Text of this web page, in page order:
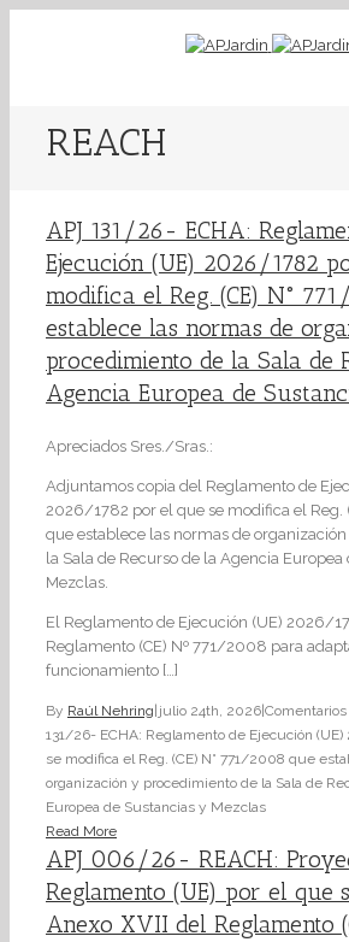
REACH
APJ 131/26- ECHA:
Ejecución (UE) 2026/1782
modifica el Reg. (CE) N°
establece las normas de
procedimiento de la Sala de
Agencia Europea de
Apreciados Sres./Sras.:
Adjuntamos copia del Reglamento de
2026/1782 por el que se modifica el Reg.
que establece las normas de
la Sala de Recurso de la Agencia Europea
Mezclas.
El Reglamento de Ejecución (UE) 2026/
Reglamento (CE) Nº 771/2008 para
funcionamiento […]
By Raúl Nehring julio 24th, 2026
131/26- ECHA: Reglamento de Ejecución
se modifica el Reg. (CE) N° 771/2008 que
organización y procedimiento de la Sala de
Europea de Sustancias y Mezclas
Read More
APJ 006/26- REACH:
Reglamento (UE) por el que
Anexo XVII del Reglamento